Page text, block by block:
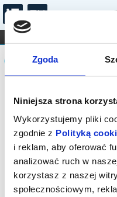
Zgoda
Niniejsza strona
Wykorzystujemy pliki
zgodnie z Polityką
i reklam, aby oferować
analizować ruch w
korzystasz z naszej
społecznościowym,
FILHARMONIA OPERA
DLA DZIECI
Komunikat
Sprzedaż biletów
została